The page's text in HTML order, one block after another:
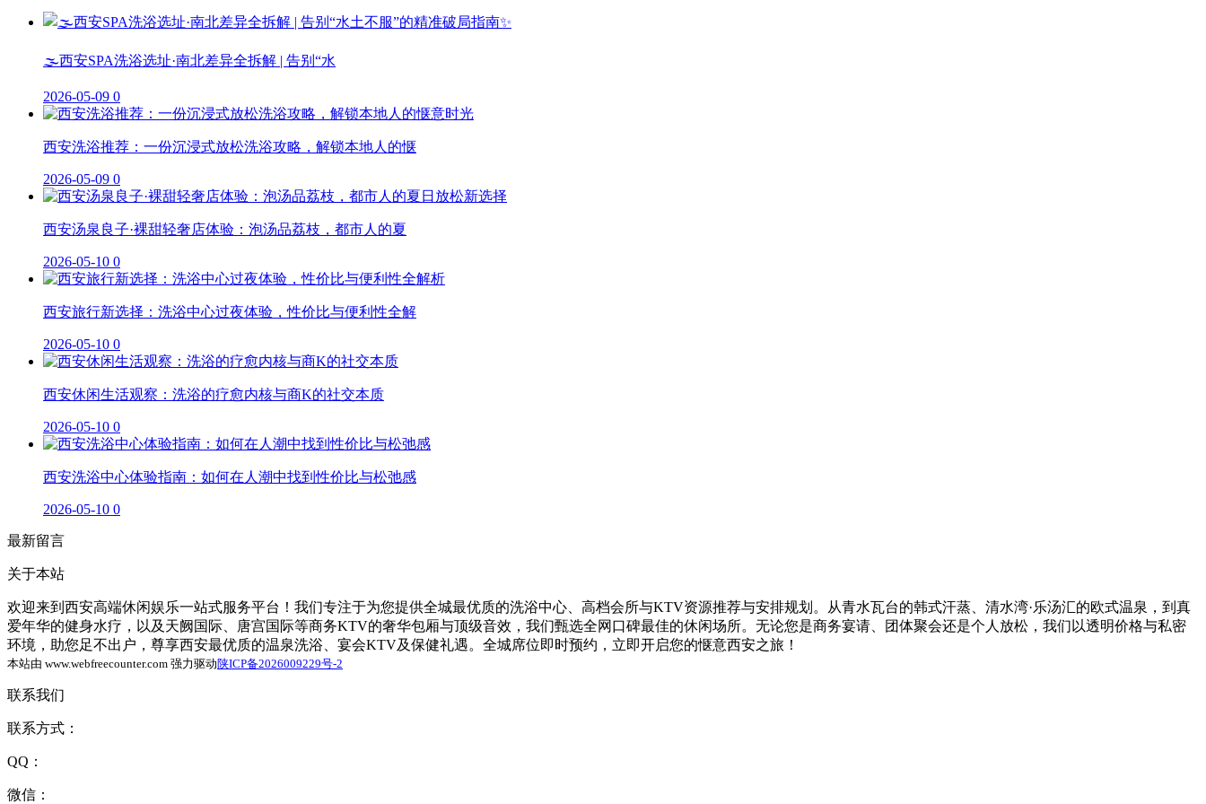
🌫️西安SPA洗浴选址·南北差异全拆解 | 告别“水
2026-05-09 0
西安洗浴推荐：一份沉浸式放松洗浴攻略，解锁本地人的惬
2026-05-09 0
西安汤泉良子·裸甜轻奢店体验：泡汤品荔枝，都市人的夏
2026-05-10 0
西安旅行新选择：洗浴中心过夜体验，性价比与便利性全解
2026-05-10 0
西安休闲生活观察：洗浴的疗愈内核与商K的社交本质
2026-05-10 0
西安洗浴中心体验指南：如何在人潮中找到性价比与松弛感
2026-05-10 0
最新留言
关于本站
欢迎来到西安高端休闲娱乐一站式服务平台！我们专注于为您提供全城最优质的洗浴中心、高档会所与KTV资源推荐与安排规划。从青水瓦台的韩式汗蒸、清水湾·乐汤汇的欧式温泉，到真
爱年华的健身水疗，以及天阙国际、唐宫国际等商务KTV的奢华包厢与顶级音效，我们甄选全网口碑最佳的休闲场所。无论您是商务宴请、团体聚会还是个人放松，我们以透明价格与私密
环境，助您足不出户，尊享西安最优质的温泉洗浴、宴会KTV及保健礼遇。全城席位即时预约，立即开启您的惬意西安之旅！
本站由 www.webfreecounter.com 强力驱动陕ICP备2026009229号-2
联系我们
联系方式：
QQ：
微信：